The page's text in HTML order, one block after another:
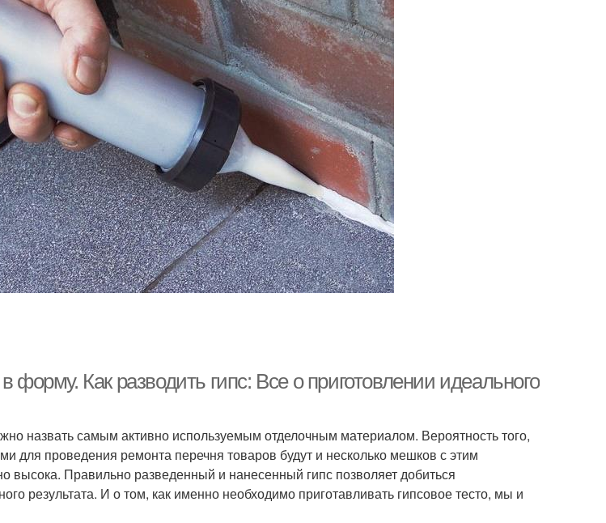
форму. Как разводить гипс: Все о приготовлении идеального
назвать самым активно используемым отделочным материалом. Вероятность того,
для проведения ремонта перечня товаров будут и несколько мешков с этим
высока. Правильно разведенный и нанесенный гипс позволяет добиться
результата. И о том, как именно необходимо приготавливать гипсовое тесто, мы и